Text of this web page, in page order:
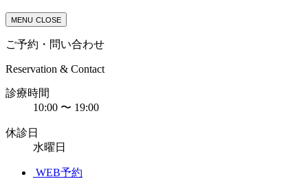
MENU CLOSE
ご予約・問い合わせ
Reservation & Contact
診療時間
10:00 〜 19:00
休診日
水曜日
WEB予約